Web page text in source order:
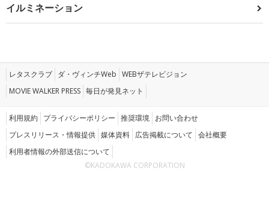
イルミネーション
レタスクラブ ダ・ヴィンチWeb WEBザテレビジョン
MOVIE WALKER PRESS 毎日が発見ネット
利用規約 プライバシーポリシー 推奨環境 お問い合わせ
プレスリリース・情報提供 媒体資料 広告掲載について 会社概要
利用者情報の外部送信について
©KADOKAWA CORPORATION